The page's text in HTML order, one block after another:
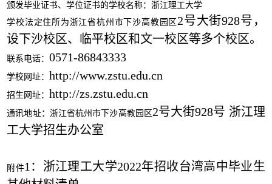
颁发毕业证书、学位证书的学校名称：浙江理工大学
学校法定住所为浙江省杭州市下沙高教园区2号大街928号，
设下沙校区、临平校区和文一校区等多个校区。
联系电话：0571-86843333
学校网址：http://www.zstu.edu.cn
招生网址：http://zs.zstu.edu.cn
通讯地址：浙江省杭州市下沙高教园区 2号大街928号 浙江理
工大学招生办公室
附件1：浙江理工大学2022年招收台湾高中毕业生